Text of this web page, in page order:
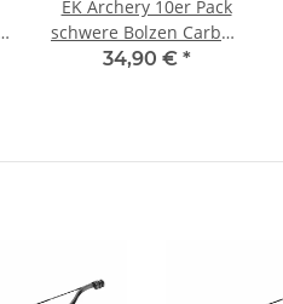
EK Archery 10er Pack
schwere Bolzen Carbon
6,5 Zoll für Armbrust
34,90 € *